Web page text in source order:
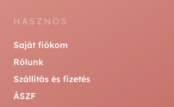
HASZNOS
Saját fiókom
Rólunk
Szállítás és fizetés
ÁSZF